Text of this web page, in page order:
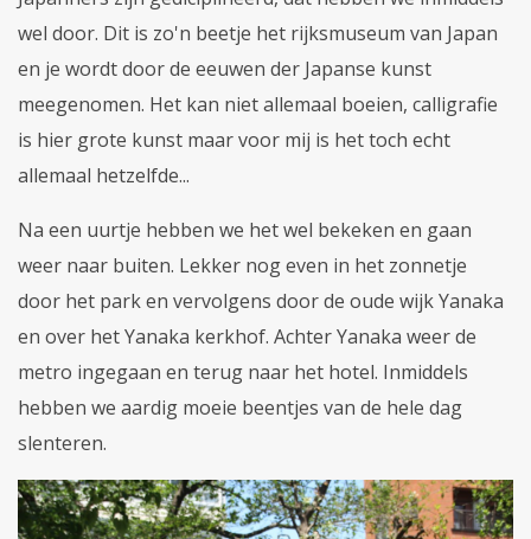
wel door. Dit is zo'n beetje het rijksmuseum van Japan
en je wordt door de eeuwen der Japanse kunst
meegenomen. Het kan niet allemaal boeien, calligrafie
is hier grote kunst maar voor mij is het toch echt
allemaal hetzelfde...
Na een uurtje hebben we het wel bekeken en gaan
weer naar buiten. Lekker nog even in het zonnetje
door het park en vervolgens door de oude wijk Yanaka
en over het Yanaka kerkhof. Achter Yanaka weer de
metro ingegaan en terug naar het hotel. Inmiddels
hebben we aardig moeie beentjes van de hele dag
slenteren.